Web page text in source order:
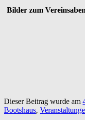
Bilder zum
Dieser Beitrag wurde am
Bootshaus,